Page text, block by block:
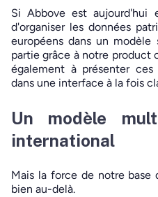
Si Abbove est aujourd'hui
d'organiser les données
européens dans un modèle
partie grâce à notre product
également à présenter ces
dans une interface à la fois
Un modèle
international
Mais la force de notre base
bien au-delà.